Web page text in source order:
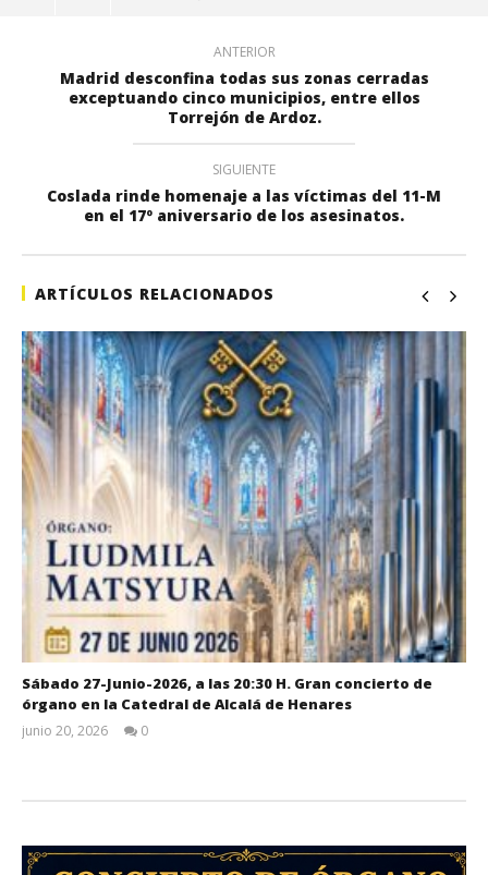
ANTERIOR
Madrid desconfina todas sus zonas cerradas
exceptuando cinco municipios, entre ellos
Torrejón de Ardoz.
SIGUIENTE
Coslada rinde homenaje a las víctimas del 11-M
en el 17º aniversario de los asesinatos.
ARTÍCULOS RELACIONADOS
Sábado 27-Junio-2026, a las 20:30 H. Gran concierto de
órgano en la Catedral de Alcalá de Henares
junio 20, 2026
0